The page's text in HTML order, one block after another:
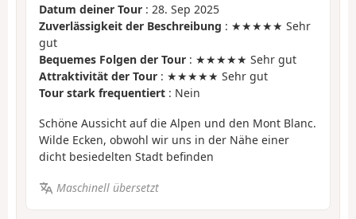
Datum deiner Tour : 28. Sep 2025
Zuverlässigkeit der Beschreibung : ★★★★★ Sehr
gut
Bequemes Folgen der Tour : ★★★★★ Sehr gut
Attraktivität der Tour : ★★★★★ Sehr gut
Tour stark frequentiert : Nein
Schöne Aussicht auf die Alpen und den Mont Blanc.
Wilde Ecken, obwohl wir uns in der Nähe einer
dicht besiedelten Stadt befinden
Maschinell übersetzt